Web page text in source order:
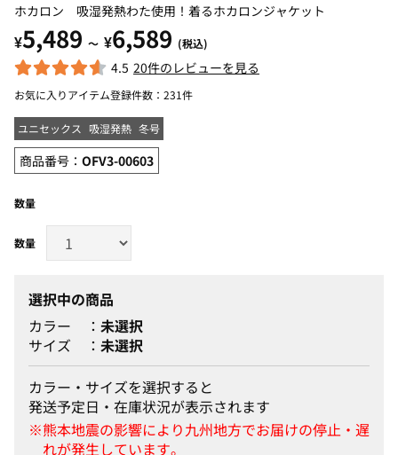
ホカロン 吸湿発熱わた使用！着るホカロンジャケット
¥5,489 ～ ¥6,589 (税込)
4.5 20件のレビューを見る
お気に入りアイテム登録件数： 231件
ユニセックス 吸湿発熱 冬号
商品番号： OFV3-00603
数量
選択中の商品
カラー
未選択
サイズ
未選択
カラー・サイズを選択すると
発送予定日・在庫状況が表示されます